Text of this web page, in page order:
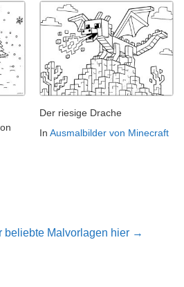
Der riesige Drache
In Ausmalbilder von Minecraft
beliebte Malvorlagen hier →